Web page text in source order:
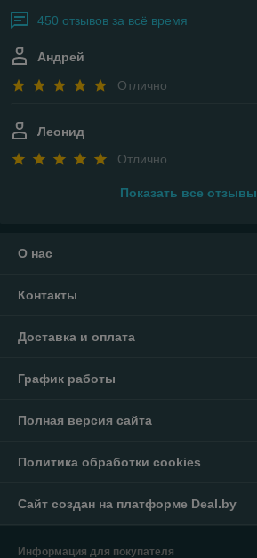
450 отзывов за всё время
Андрей
Отлично
Леонид
Отлично
Показать все отзывы
О нас
Контакты
Доставка и оплата
График работы
Полная версия сайта
Политика обработки cookies
Сайт создан на платформе Deal.by
Информация для покупателя